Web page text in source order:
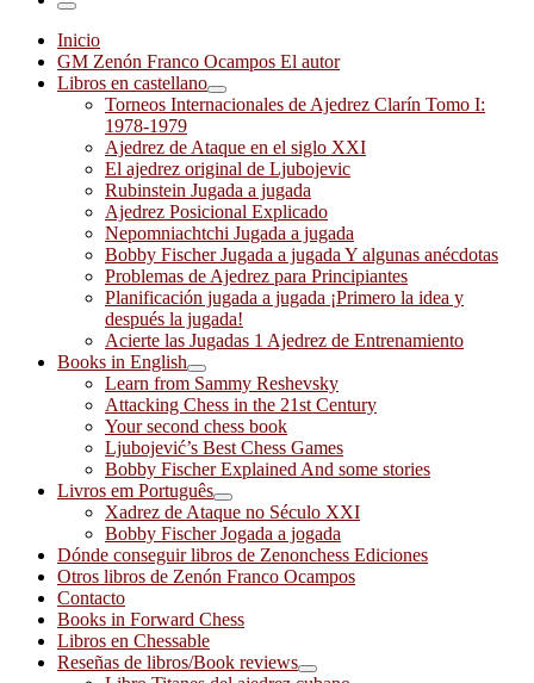
Menú
Inicio
GM Zenón Franco Ocampos El autor
Libros en castellano
Torneos Internacionales de Ajedrez Clarín Tomo I:
1978-1979
Ajedrez de Ataque en el siglo XXI
El ajedrez original de Ljubojevic
Rubinstein Jugada a jugada
Ajedrez Posicional Explicado
Nepomniachtchi Jugada a jugada
Bobby Fischer Jugada a jugada Y algunas anécdotas
Problemas de Ajedrez para Principiantes
Planificación jugada a jugada ¡Primero la idea y
después la jugada!
Acierte las Jugadas 1 Ajedrez de Entrenamiento
Books in English
Learn from Sammy Reshevsky
Attacking Chess in the 21st Century
Your second chess book
Ljubojević’s Best Chess Games
Bobby Fischer Explained And some stories
Livros em Português
Xadrez de Ataque no Século XXI
Bobby Fischer Jogada a jogada
Dónde conseguir libros de Zenonchess Ediciones
Otros libros de Zenón Franco Ocampos
Contacto
Books in Forward Chess
Libros en Chessable
Reseñas de libros/Book reviews